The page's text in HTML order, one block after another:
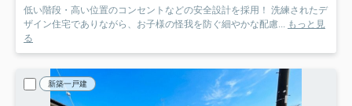
低い階段・高い位置のコンセントなどの安全設計を採用！ 洗練されたデ
ザイン住宅でありながら、お子様の怪我を防ぐ細やかな配慮... もっと見
る
新築一戸建